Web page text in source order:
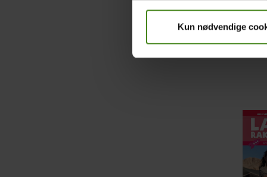
Kun nødvendige